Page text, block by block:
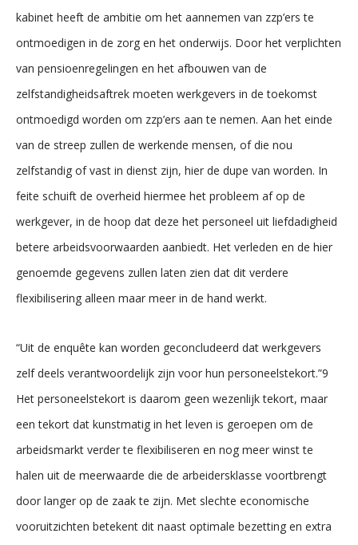
kabinet heeft de ambitie om het aannemen van zzp’ers te
ontmoedigen in de zorg en het onderwijs. Door het verplichten
van pensioenregelingen en het afbouwen van de
zelfstandigheidsaftrek moeten werkgevers in de toekomst
ontmoedigd worden om zzp’ers aan te nemen. Aan het einde
van de streep zullen de werkende mensen, of die nou
zelfstandig of vast in dienst zijn, hier de dupe van worden. In
feite schuift de overheid hiermee het probleem af op de
werkgever, in de hoop dat deze het personeel uit liefdadigheid
betere arbeidsvoorwaarden aanbiedt. Het verleden en de hier
genoemde gegevens zullen laten zien dat dit verdere
flexibilisering alleen maar meer in de hand werkt.
“Uit de enquête kan worden geconcludeerd dat werkgevers
zelf deels verantwoordelijk zijn voor hun personeelstekort.”9
Het personeelstekort is daarom geen wezenlijk tekort, maar
een tekort dat kunstmatig in het leven is geroepen om de
arbeidsmarkt verder te flexibiliseren en nog meer winst te
halen uit de meerwaarde die de arbeidersklasse voortbrengt
door langer op de zaak te zijn. Met slechte economische
vooruitzichten betekent dit naast optimale bezetting en extra